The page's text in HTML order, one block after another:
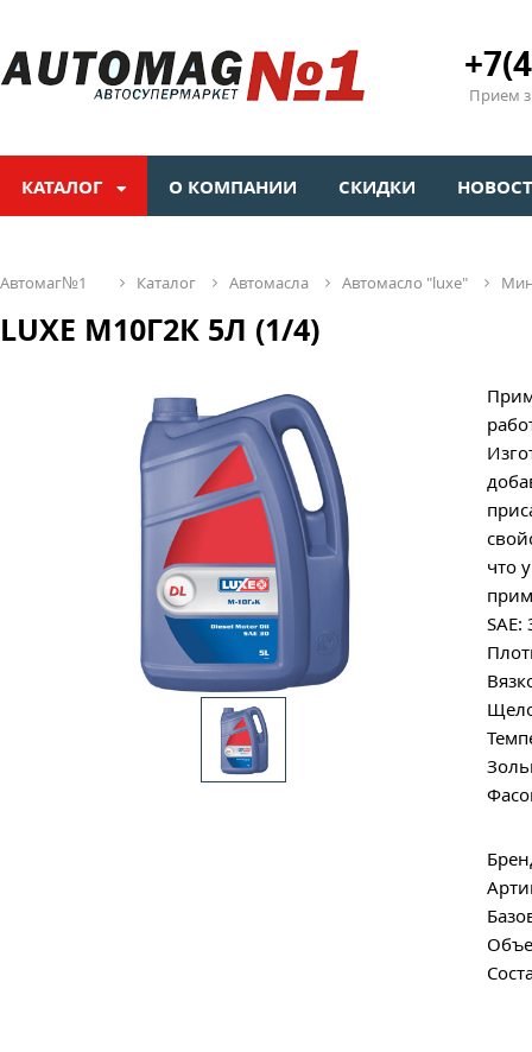
Прием
КАТАЛОГ О КОМПАНИИ СКИДКИ
автомаг№1 каталог автомасла автомасло "luxе"
LUXE М10Г2К 5Л (1/4)
что
SAE: